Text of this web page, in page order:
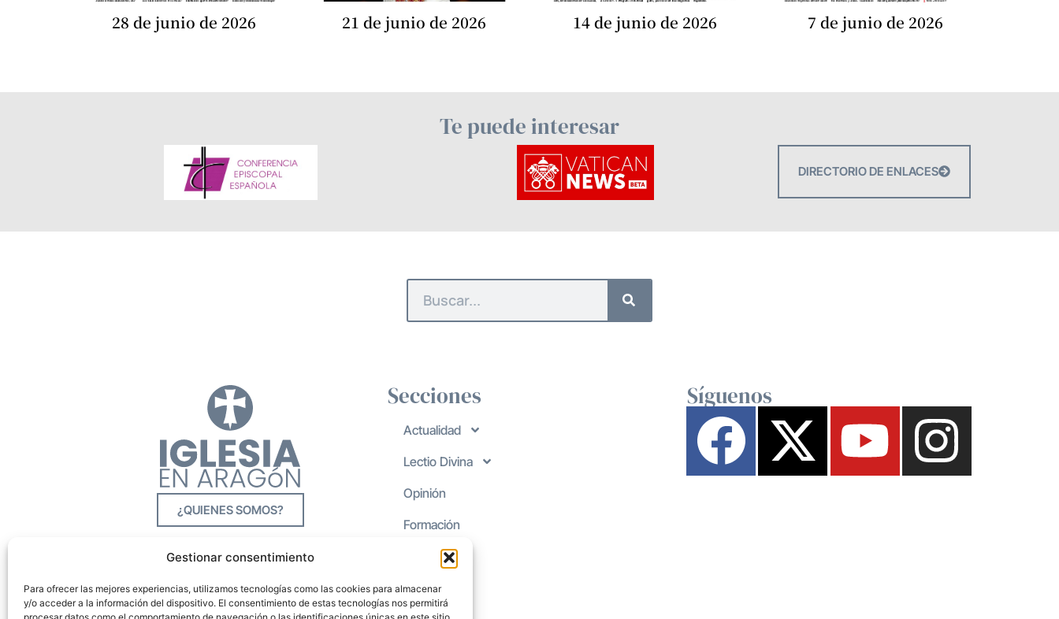
Gestionar consentimiento
Para ofrecer las mejores experiencias, utilizamos tecnologías como las cookies para almacenar
y/o acceder a la información del dispositivo. El consentimiento de estas tecnologías nos permitirá
28 de junio de 2026 21 de junio de 2026 14 de junio de 2026 7 de junio de 2026
Te puede interesar
DIRECTORIO DE ENLACES
¿QUIENES SOMOS?
Secciones
Actualidad
Lectio Divina
Opinión
Formación
Síguenos